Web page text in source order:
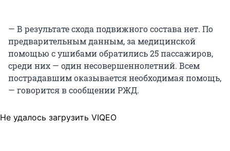
— В результате схода подвижного состава нет. По
предварительным данным, за медицинской
помощью с ушибами обратились 25 пассажиров,
среди них — один несовершеннолетний. Всем
пострадавшим оказывается необходимая помощь,
— говорится в сообщении РЖД.
Не удалось загрузить VIQEO